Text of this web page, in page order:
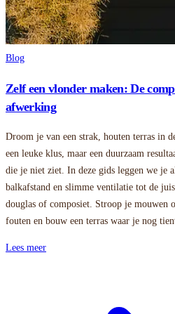
Blog
Zelf een vlonder maken: De
afwerking
Droom je van een strak, houten terras in
een leuke klus, maar een duurzaam
die je niet ziet. In deze gids leggen we je
balkafstand en slimme ventilatie tot de
douglas of composiet. Stroop je mouwen
fouten en bouw een terras waar je nog
Lees meer